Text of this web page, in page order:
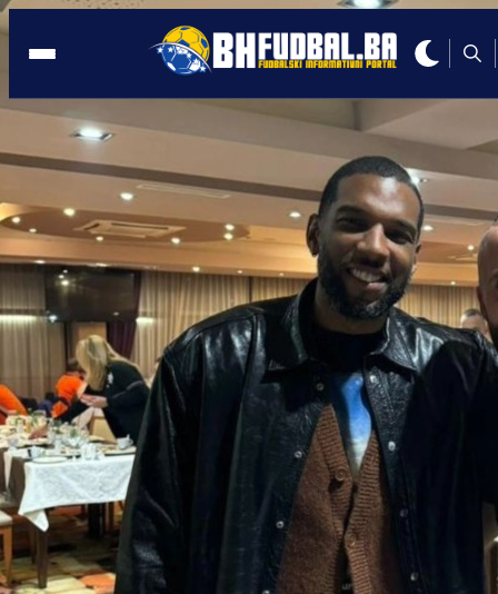
PODCAST
22:28, 22.11.2024
Vršajević: Htio sam prestati sa
fudbalom, a tri godine kasnije zabijem
gol na Svjetskom!
Autor:
Redakcija
22:28, 22.11.2024